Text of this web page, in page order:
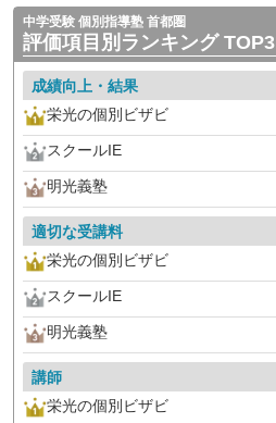
中学受験 個別指導塾 首都圏
評価項目別ランキング TOP3
成績向上・結果
栄光の個別ビザビ
スクールIE
明光義塾
適切な受講料
栄光の個別ビザビ
スクールIE
明光義塾
講師
栄光の個別ビザビ